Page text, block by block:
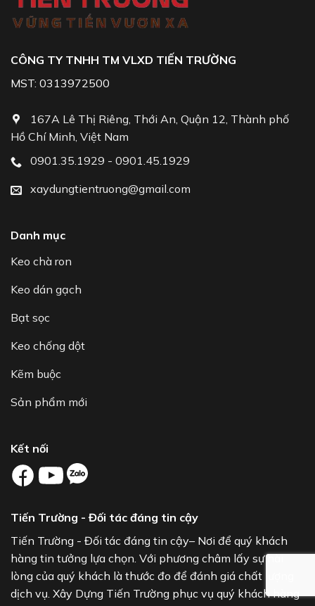
CÔNG TY TNHH TM VLXD TIẾN TRƯỜNG
MST: 0313972500
167A Lê Thị Riêng, Thới An, Quận 12, Thành phố
Hồ Chí Minh, Việt Nam
0901.35.1929 - 0901.45.1929
xaydungtientruong@gmail.com
Danh mục
Keo chà ron
Keo dán gạch
Bạt sọc
Keo chống dột
Kẽm buộc
Sản phẩm mới
Kết nối
Tiến Trường - Đối tác đáng tin cậy
Tiến Trường - Đối tác đáng tin cậy– Nơi để quý khách
hàng tin tưởng lựa chọn. Với phương châm lấy sự hài
lòng của quý khách là thước đo để đánh giá chất lượng
dịch vụ. Xây Dựng Tiến Trường phục vụ quý khách hàng